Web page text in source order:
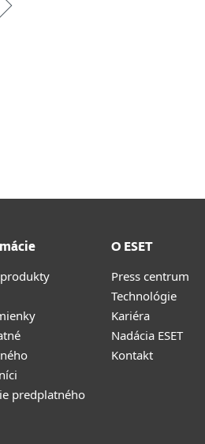
predplatného
O ESET
Press centrum
Technológie
Kariéra
Nadácia ESET
Kontakt